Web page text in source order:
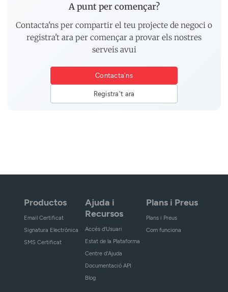
A punt per començar?
Contacta'ns per compartir el teu projecte de negoci o
registra't ara per començar a provar els nostres
serveis avui
Contacta'ns
Registra't ara
Productos
Email Certificat
Signatura Electrònica
SMS Certificat
Ajuda i
Recursos
Accés d'Usuari
Estat de la Plataforma
Centre d'Ajuda
Documentació API
Blog
Plans i Preus
Plans i Preus
Com funciona